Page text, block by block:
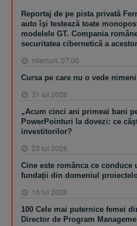
Reportaj de pe pista privată
auto îşi testează toate
modelele GT. Compania
securitatea cibernetică a
miercuri, 07:00
Cursa pe care nu o vede nimeni
31 iul 2026
„Acum cinci ani primeai bani
PowerPointuri la dovezi: ce
investitorilor?
23 iul 2026
Cine este românca ce conduce
fundaţii din domeniul
16 iul 2026
100 Cele mai puternice femei
Director de Program